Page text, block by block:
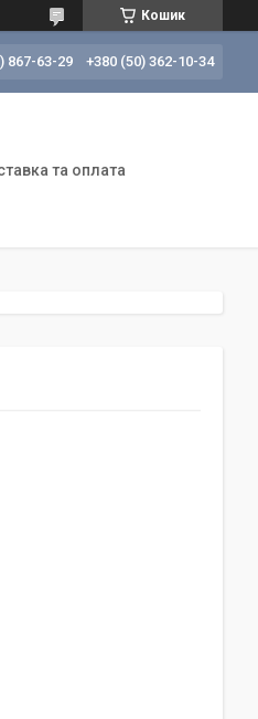
Кошик
867-63-29 +380 (50) 362-10-34
та оплата